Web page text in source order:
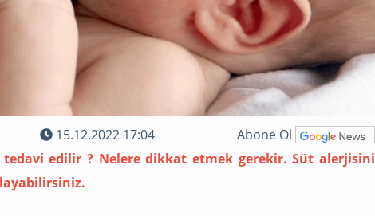
15.12.2022 17:04
Abone Ol
tedavi edilir ? Nelere dikkat etmek gerekir. Süt alerjisini